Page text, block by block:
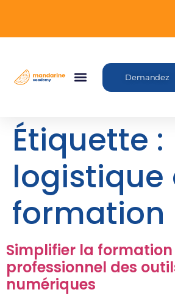
Étiquette :
logistique
formation
Simplifier la formation
professionnel des
numériques